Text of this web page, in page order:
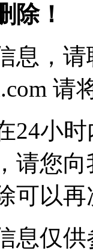
除！
息，
请
24小
请您
可以
息仅